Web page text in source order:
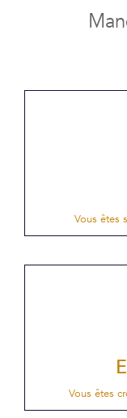
Vous êtes
Vous êtes